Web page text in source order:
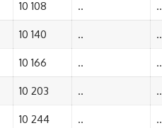
10 108 .. ..
10 140 .. ..
10 166 .. ..
10 203 .. ..
10 244 .. ..